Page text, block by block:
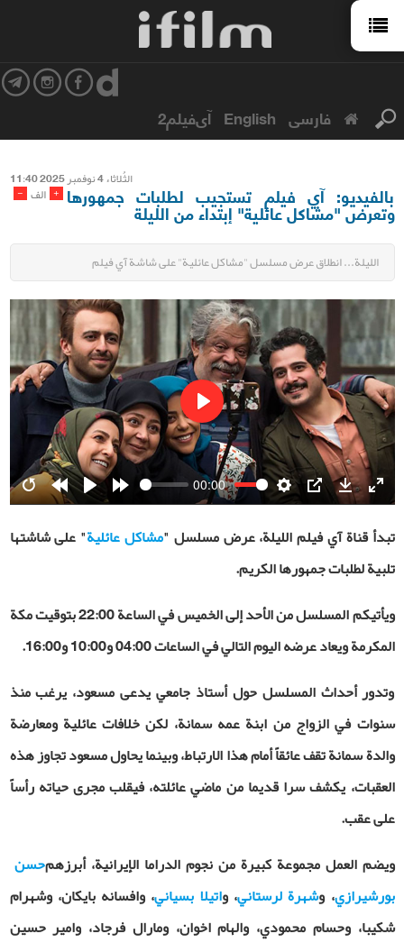
فارسی English آی‌فیلم2
الثُلاثاء 4 نوفمبر 2025 11:40
- الف + بالفيديو: آي فيلم تستجيب لطلبات جمهورها
وتعرض "مشاكل عائلية" إبتداء من الليلة
الليلة... انطلاق عرض مسلسل "مشاكل عائلية" على شاشة آي فيلم
RestartRewind
Play
00:00
Settings
Download
Play
تبدأ قناة آي فيلم الليلة، عرض مسلسل "مشاكل عائلية" على شاشتها
تلبية لطلبات جمهورها الكريم.
ويأتيكم المسلسل من الأحد إلى الخميس في الساعة 22:00 بتوقيت مكة
المكرمة ويعاد عرضه اليوم التالي في الساعات 04:00 و10:00 و16:00.
وتدور أحداث المسلسل حول أستاذ جامعي يدعى مسعود، يرغب منذ
سنوات في الزواج من ابنة عمه سمانة، لكن خلافات عائلية ومعارضة
والدة سمانة تقف عائقاً أمام هذا الارتباط، وبينما يحاول مسعود تجاوز هذه
العقبات، يكشف سرا قديما من ماضي عائلته، فيقلب مجرى حياته رأساً
على عقب.
ويضم العمل مجموعة كبيرة من نجوم الدراما الإيرانية، أبرزهمحسن
بورشيرازي، وشهرة لرستاني، واتيلا بسياني، وافسانه بايكان، وشهرام
شكيبا، وحسام محمودي، والهام اخوان، ومارال فرجاد، وامير حسين